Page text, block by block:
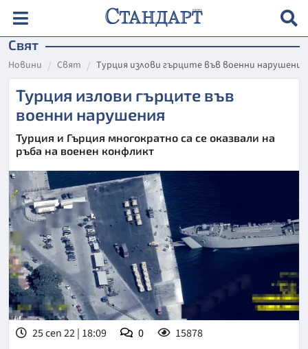
Свят
Новини Свят Турция излови гърците във военни нарушения
Турция излови гърците във
военни нарушения
Турция и Гърция многократно са се оказвали на
ръба на военен конфликт
25 сеп 22 | 18:09 0 15878